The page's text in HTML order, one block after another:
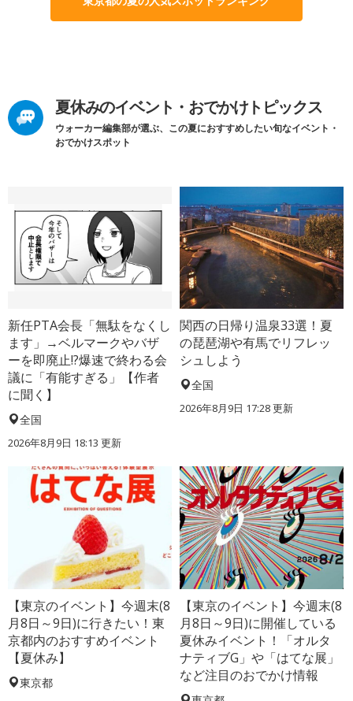
夏休みのイベント・おでかけトピックス
ウォーカー編集部が選ぶ、この夏におすすめしたい旬なイベント・
おでかけスポット
新任PTA会長「無駄をなくし
ます」→ベルマークやバザ
ーを即廃止!?爆速で終わる会
議に「有能すぎる」【作者
に聞く】
全国
2026年8月9日 18:13 更新
関西の日帰り温泉33選！夏
の琵琶湖や有馬でリフレッ
シュしよう
全国
2026年8月9日 17:28更新
【東京のイベント】今週末(8
月8日～9日)に行きたい！東
京都内のおすすめイベント
【夏休み】
東京都
【東京のイベント】今週末(8
月8日～9日)に開催している
夏休みイベント！「オルタ
ナティブG」や「はてな展」
など注目のおでかけ情報